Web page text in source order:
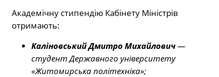
Академічну стипендію Кабінету Міністрів
отримають:
Каліновський Дмитро Михайлович—
студент Державного університету
«Житомирська політехніка»;